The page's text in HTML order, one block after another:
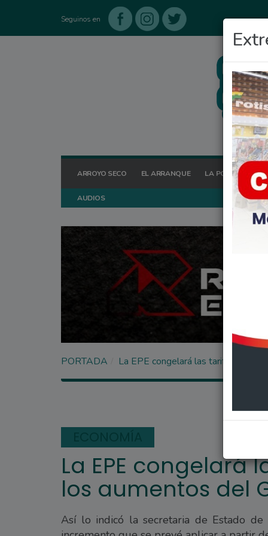
Seguinos en
ARROYO SECO EL ARRANQUE LA POSTA HOY
AUDIOS
PORTADA La EPE congelará las tarifas a
La EPE congelará
los aumentos del
Así lo indicó la secretaria de Estado de